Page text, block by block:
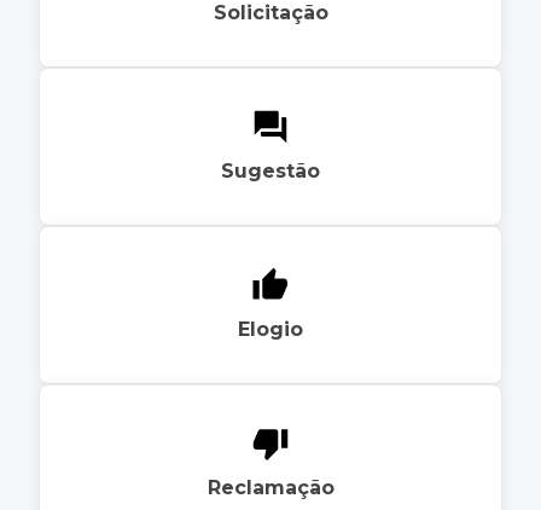
Solicitação
Sugestão
Elogio
Reclamação